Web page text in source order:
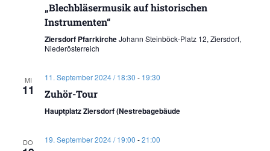
„Blechbläsermusik auf historischen
Instrumenten“
Ziersdorf PfarrkircheJohann Steinböck-Platz 12, Ziersdorf,
Niederösterreich
MI
11
11. September 2024 / 18:30 - 19:30
Zuhör-Tour
Hauptplatz Ziersdorf (Nestrebagebäude
DO 19. September 2024 / 19:00 -21:00